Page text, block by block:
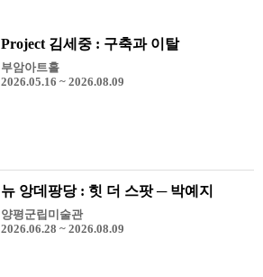
Project 김세중 : 구축과 이탈
부암아트홀
2026.05.16 ~ 2026.08.09
뉴 앙데팡당 : 힛 더 스팟 ─ 박예지
양평군립미술관
2026.06.28 ~ 2026.08.09